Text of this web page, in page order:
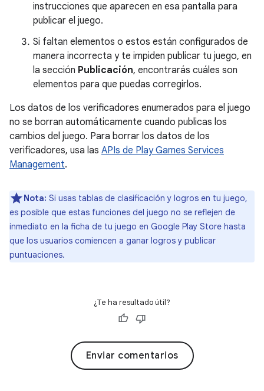
instrucciones que aparecen en esa pantalla para
publicar el juego.
Si faltan elementos o estos están configurados de
manera incorrecta y te impiden publicar tu juego, en
la sección Publicación, encontrarás cuáles son
elementos para que puedas corregirlos.
Los datos de los verificadores enumerados para el juego
no se borran automáticamente cuando publicas los
cambios del juego. Para borrar los datos de los
verificadores, usa las APIs de Play Games Services
Management.
Nota: Si usas tablas de clasificación y logros en tu juego,
es posible que estas funciones del juego no se reflejen de
inmediato en la ficha de tu juego en Google Play Store hasta
que los usuarios comiencen a ganar logros y publicar
puntuaciones.
¿Te ha resultado útil?
Enviar comentarios